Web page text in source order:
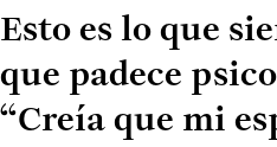
Esto es lo que
que padece
“Creía que mi